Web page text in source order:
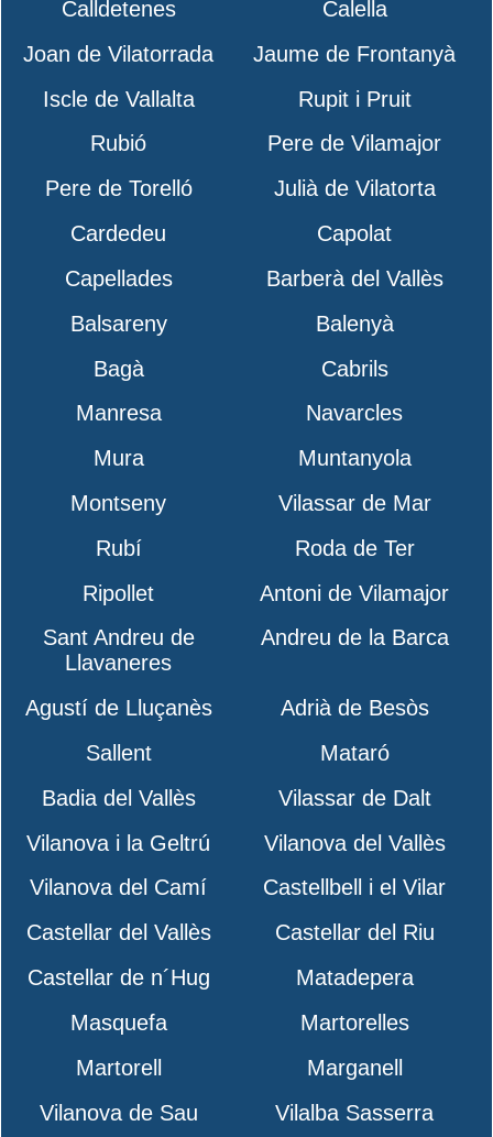
Calldetenes
Calella
Joan de Vilatorrada
Jaume de Frontanyà
Iscle de Vallalta
Rupit i Pruit
Rubió
Pere de Vilamajor
Pere de Torelló
Julià de Vilatorta
Cardedeu
Capolat
Capellades
Barberà del Vallès
Balsareny
Balenyà
Bagà
Cabrils
Manresa
Navarcles
Mura
Muntanyola
Montseny
Vilassar de Mar
Rubí
Roda de Ter
Ripollet
Antoni de Vilamajor
Sant Andreu de
Llavaneres
Andreu de la Barca
Agustí de Lluçanès
Adrià de Besòs
Sallent
Mataró
Badia del Vallès
Vilassar de Dalt
Vilanova i la Geltrú
Vilanova del Vallès
Vilanova del Camí
Castellbell i el Vilar
Castellar del Vallès
Castellar del Riu
Castellar de n´Hug
Matadepera
Masquefa
Martorelles
Martorell
Marganell
Vilanova de Sau
Vilalba Sasserra